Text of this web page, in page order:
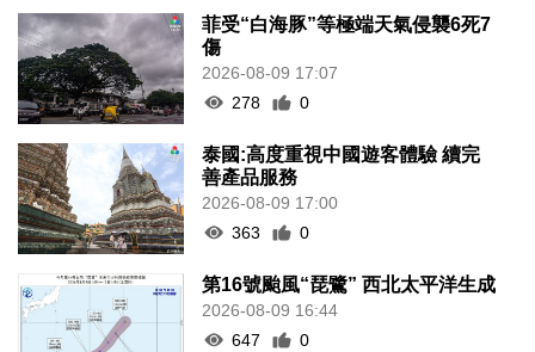
菲受“白海豚”等極端天氣侵襲6死7
傷
2026-08-09 17:07
278
0
泰國:高度重視中國遊客體驗 續完
善產品服務
2026-08-09 17:00
363
0
第16號颱風“琵鷺” 西北太平洋生成
2026-08-09 16:44
647
0